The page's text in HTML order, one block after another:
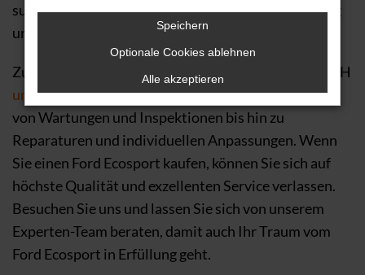
suchen – der Ford Ecosport bietet Ihnen die Leistung
und den Komfort, den Sie sich wünschen.
Zusätzlich bieten wir Ihnen bei Autohaus H&H GmbH
umfangreiche Servicesrund um Ihren Ford Ecosport,
von Wartungen und Inspektionen bis hin zu
Reparaturen und individuellen Anpassungen. Wenn
Sie einen Ford Ecosport kaufen, können Sie sich auf
höchste Qualität und exzellenten Service verlassen.
Besuchen Sie uns und lassen Sie sich von unserem
Experten-Team beraten, damit auch Ihr Traum vom
Ford Ecosport in Erfüllung geht.
Speichern
Optionale Cookies ablehnen
Alle akzeptieren